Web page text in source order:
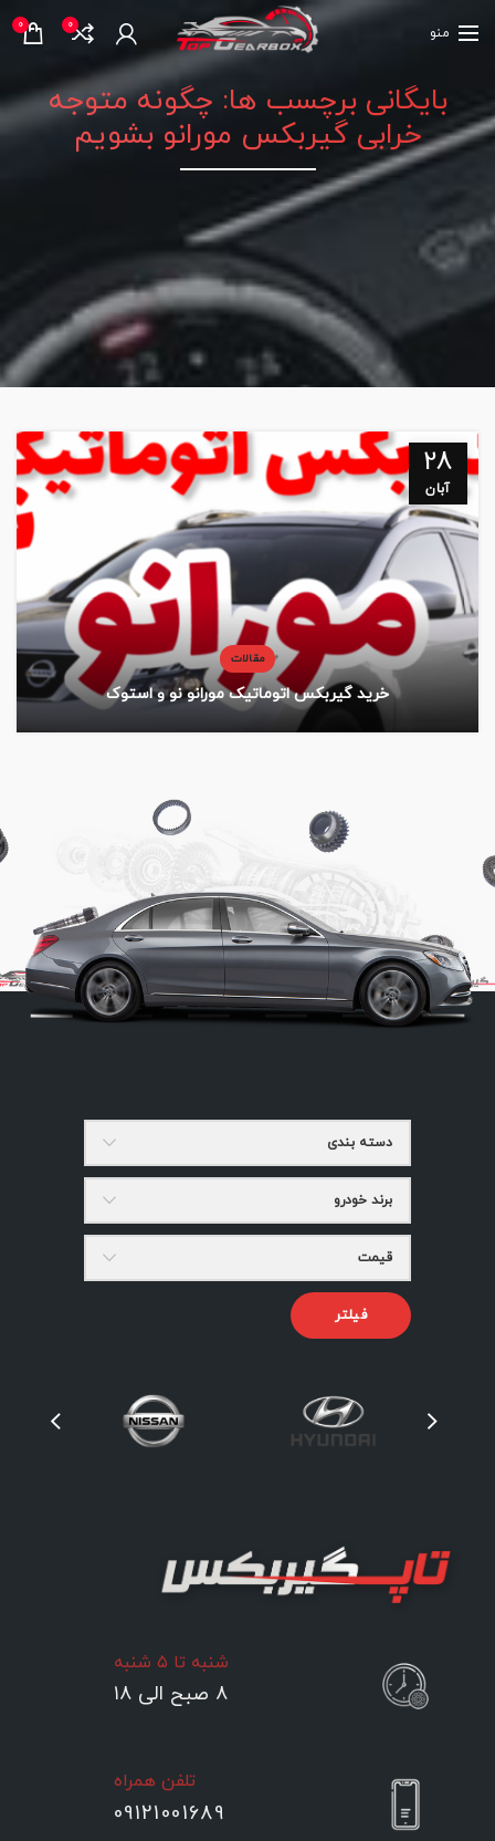
منو 0
0
بایگانی برچسب ها: چگونه متوجه
خرابی گیربکس مورانو بشویم
28
آبان
مقالات
خرید گیربکس اتوماتیک مورانو نو و استوک
دسته بندی
برند خودرو
قیمت
فیلتر
شنبه تا ۵ شنبه
۸ صبح الی ۱۸
تلفن همراه
09121001689